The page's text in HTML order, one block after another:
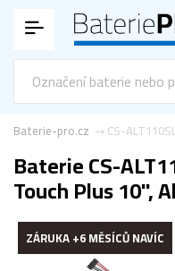
CS-
Baterie-pro.cz
Baterie CS-
Touch Plus 10",
ZÁRUKA +6 MĚSÍCŮ NAVÍC